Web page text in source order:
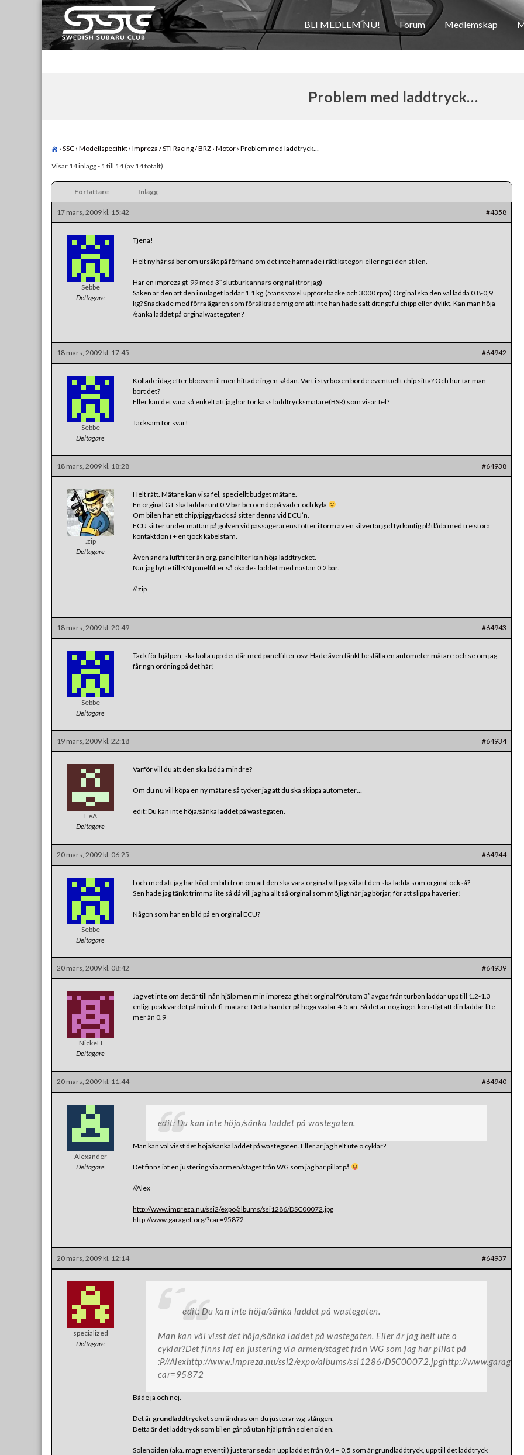
Skip
to
content
Swedish Subaru Club
För oss som älskar Subaru!
BLI MEDLEM NU! Forum Medlemskap
Problem med laddtryck…
› SSC › Modellspecifikt › Impreza / STI Racing / BRZ › Motor › Problem med laddtryck…
Visar 14 inlägg - 1 till 14 (av 14 totalt)
Författare Inlägg
17 mars, 2009 kl. 15:42 #4358
Sebbe
Deltagare
Tjena!
Helt ny här så ber om ursäkt på förhand om det inte hamnade i rätt kategori eller ngt i den stilen.
Har en impreza gt-99 med 3″ slutburk annars orginal (tror jag)
Saken är den att den i nuläget laddar 1.1 kg.(5:ans växel uppförsbacke och 3000 rpm) Orginal ska den väl ladda 0.8-0,9
kg? Snackade med förra ägaren som försäkrade mig om att inte han hade satt dit ngt fulchipp eller dylikt. Kan man höja
/sänka laddet på orginalwastegaten?
18 mars, 2009 kl. 17:45 #64942
Sebbe
Deltagare
Kollade idag efter bloöventil men hittade ingen sådan. Vart i styrboxen borde eventuellt chip sitta? Och hur tar man
bort det?
Eller kan det vara så enkelt att jag har för kass laddtrycksmätare(BSR) som visar fel?
Tacksam för svar!
18 mars, 2009 kl. 18:28 #64938
.zip
Deltagare
Helt rätt. Mätare kan visa fel, speciellt budget mätare.
En orginal GT ska ladda runt 0.9 bar beroende på väder och kyla
Om bilen har ett chip/piggyback så sitter denna vid ECU’n.
ECU sitter under mattan på golven vid passagerarens fötter i form av en silverfärgad fyrkantig plåtlåda med tre stora
kontaktdon i + en tjock kabelstam.
Även andra luftfilter än org. panelfilter kan höja laddtrycket.
När jag bytte till KN panelfilter så ökades laddet med nästan 0.2 bar.
//.zip
18 mars, 2009 kl. 20:49 #64943
Sebbe
Deltagare
Tack för hjälpen, ska kolla upp det där med panelfilter osv. Hade även tänkt beställa en autometer mätare och se om jag
får ngn ordning på det här!
19 mars, 2009 kl. 22:18 #64934
FeA
Deltagare
Varför vill du att den ska ladda mindre?
Om du nu vill köpa en ny mätare så tycker jag att du ska skippa autometer…
edit: Du kan inte höja/sänka laddet på wastegaten.
20 mars, 2009 kl. 06:25 #64944
Sebbe
Deltagare
I och med att jag har köpt en bil i tron om att den ska vara orginal vill jag väl att den ska ladda som orginal också?
Sen hade jag tänkt trimma lite så då vill jag ha allt så orginal som möjligt när jag börjar, för att slippa haverier!
Någon som har en bild på en orginal ECU?
20 mars, 2009 kl. 08:42 #64939
NickeH
Deltagare
Jag vet inte om det är till nån hjälp men min impreza gt helt orginal förutom 3″ avgas från turbon laddar upp till 1.2-1.3
enligt peak värdet på min defi-mätare. Detta händer på höga växlar 4-5:an. Så det är nog inget konstigt att din laddar lite
mer än 0.9
20 mars, 2009 kl. 11:44 #64940
Alexander
Deltagare
edit: Du kan inte höja/sänka laddet på wastegaten.
Man kan väl visst det höja/sänka laddet på wastegaten. Eller är jag helt ute o cyklar?
Det finns iaf en justering via armen/staget från WG som jag har pillat på
//Alex
http://www.impreza.nu/ssi2/expo/albums/ssi1286/DSC00072.jpg
http://www.garaget.org/?car=95872
20 mars, 2009 kl. 12:14 #64937
specialized
Deltagare
edit: Du kan inte höja/sänka laddet på wastegaten.
Man kan väl visst det höja/sänka laddet på wastegaten. Eller är jag helt ute o
cyklar?Det finns iaf en justering via armen/staget från WG som jag har pillat på
:P//Alexhttp://www.impreza.nu/ssi2/expo/albums/ssi1286/DSC00072.jpghttp://
car=95872
Både ja och nej.
Det är grundladdtrycket som ändras om du justerar wg-stången.
Detta är det laddtryck som bilen går på utan hjälp från solenoiden.
Solenoiden (aka. magnetventil) justerar sedan upp laddet från 0,4 – 0,5 som är grundladdtryck, upp till det laddtryck